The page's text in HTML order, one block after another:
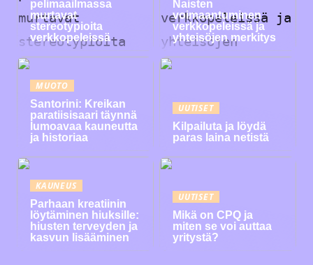
pelimaailmassa
murtavat
stereotypioita
verkkopeleissä
Naisten
voimaantuminen
verkkopeleissä ja
yhteisöjen merkitys
MUOTO
Santorini: Kreikan
paratiisisaari täynnä
lumoavaa kauneutta
ja historiaa
UUTISET
Kilpailuta ja löydä
paras laina netistä
KAUNEUS
Parhaan kreatiinin
löytäminen hiuksille:
hiusten terveyden ja
kasvun lisääminen
UUTISET
Mikä on CPQ ja
miten se voi auttaa
yritystä?